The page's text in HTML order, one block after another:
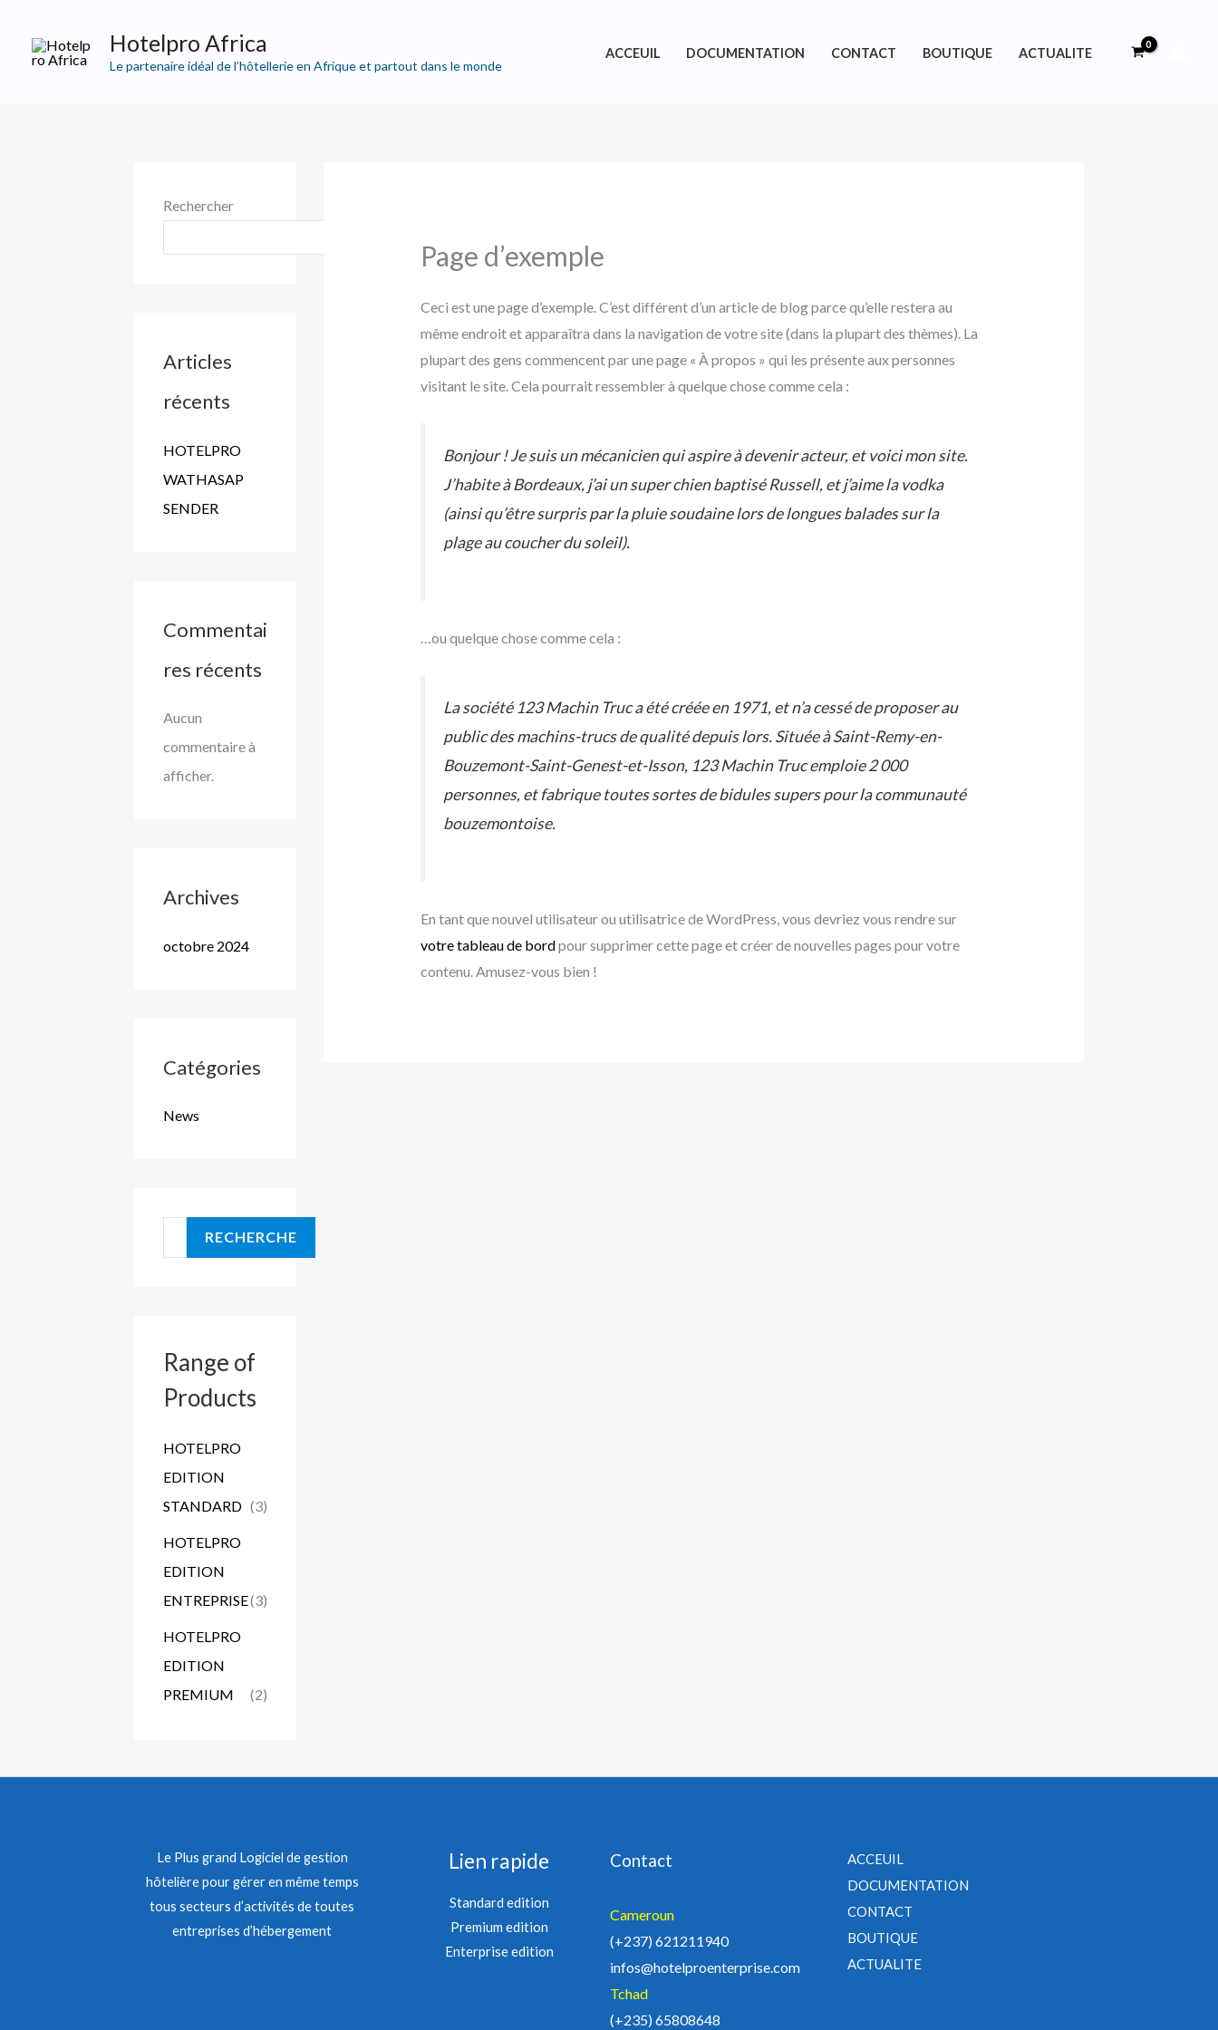
contenu
Hotelpro Africa
Le partenaire idéal de l’hôtellerie en Afrique et partout dans le monde
ACCEUIL DOCUMENTATION CONTACT BOUTIQUE ACTUALITE
Rechercher
Articles
récents
HOTELPRO
WATHASAP
SENDER
Commentai
res récents
Aucun
commentaire à
afficher.
Archives
octobre 2024
Catégories
News
e
c
h
r
RECHERCHE
Range of
Products
HOTELPRO
EDITION
STANDARD (3)
HOTELPRO
EDITION
ENTREPRISE(3)
HOTELPRO
EDITION
PREMIUM
(2)
Page d’exemple
Ceci est une page d’exemple. C’est différent d’un article de blog parce qu’elle restera au
même endroit et apparaîtra dans la navigation de votre site (dans la plupart des thèmes). La
plupart des gens commencent par une page « À propos » qui les présente aux personnes
visitant le site. Cela pourrait ressembler à quelque chose comme cela :
Bonjour ! Je suis un mécanicien qui aspire à devenir acteur, et voici mon site.
J’habite à Bordeaux, j’ai un super chien baptisé Russell, et j’aime la vodka
(ainsi qu’être surpris par la pluie soudaine lors de longues balades sur la
plage au coucher du soleil).
…ou quelque chose comme cela :
La société 123 Machin Truc a été créée en 1971, et n’a cessé de proposer au
public des machins-trucs de qualité depuis lors. Située à Saint-Remy-en-
Bouzemont-Saint-Genest-et-Isson, 123 Machin Truc emploie 2 000
personnes, et fabrique toutes sortes de bidules supers pour la communauté
bouzemontoise.
En tant que nouvel utilisateur ou utilisatrice de WordPress, vous devriez vous rendre sur
votre tableau de bordpour supprimer cette page et créer de nouvelles pages pour votre
contenu. Amusez-vous bien !
Le Plus grand Logiciel de gestion
hôtelière pour gérer en même temps
tous secteurs d’activités de toutes
entreprises d’hébergement
Lien rapide
Standard edition
Premium edition
Enterprise edition
Contact
Cameroun
(+237) 621211940
infos@hotelproenterprise.com
Tchad
(+235) 65808648
ACCEUIL
DOCUMENTATION
CONTACT
BOUTIQUE
ACTUALITE